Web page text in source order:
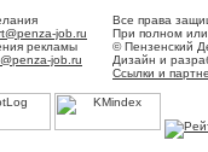
job.ru
рекламы
job.ru
Все права
При полном или
© Пензенский
Дизайн и
Ссылки и